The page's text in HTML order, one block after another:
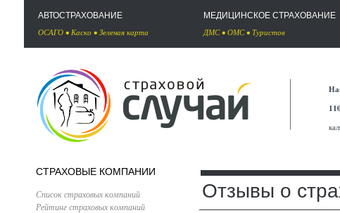
АВТОСТРАХОВАНИЕ
ОСАГО • Каско • Зеленая карта
МЕДИЦИНСКОЕ СТРАХОВАНИЕ
ДМС• ОМС• Туристов
СТРАХОВЫЕ КОМПАНИИ
Список страховых компаний
Рейтинг страховых компаний
Отзывы о